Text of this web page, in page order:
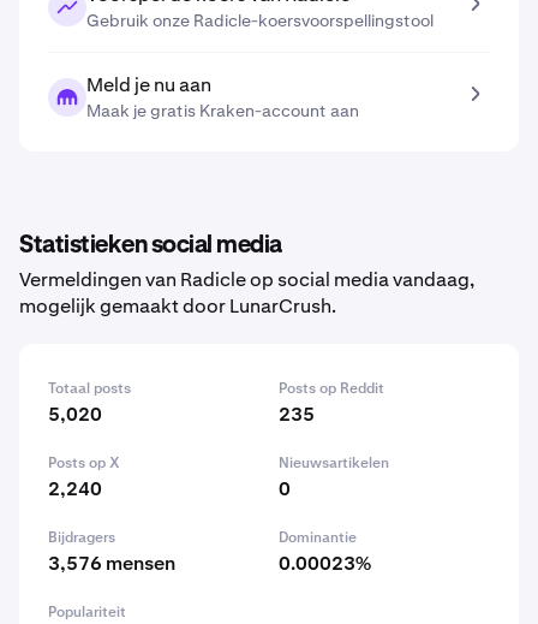
Gebruik onze Radicle-koersvoorspellingstool
Meld je nu aan
Maak je gratis Kraken-account aan
Statistieken social media
Vermeldingen van Radicle op social media vandaag,
mogelijk gemaakt door LunarCrush.
Totaal posts
5,020
Posts op Reddit
235
Posts op X
2,240
Nieuwsartikelen
0
Bijdragers
3,576 mensen
Dominantie
0.00023%
Populariteit